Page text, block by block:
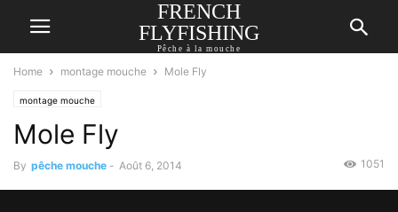
FRENCH
FLYFISHING
Pêche à la mouche
Home montage mouche Mole Fly
montage mouche
Mole Fly
By pêche mouche - Août 6, 2014 1051